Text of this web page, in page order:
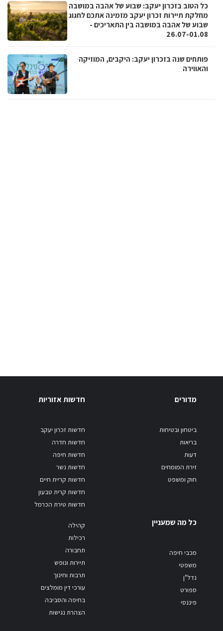
כל הטוב בזכרון יעקב: שבוע של אהבה במושבה
מחלקת תיירות זכרון יעקב מזמינה אתכם לחגוג
שבוע של אהבה במושבה בין התאריכים -
26.07-01.08
פותחים שנה בזכרון יעקב: היקבים, המוזיקה
והאווירה
מדורים
ביטחון ובטיחות
בריאות
דעות
זירת המומחים
חוק ומשפט
חדשות אזוריות
חדשות זכרון יעקב
חדשות חדרה
חדשות חיפה
חדשות נשר
חדשות קריית חיים
חדשות קרית טבעון
חדשות טירת הכרמל
כל מה שמעניין
מכבי חיפה
משפטי
נדל"ן
ספורט
פיננסי
קהילה
רכילות
תחבורה
תיירות ונופש
תרבות וחינוך
עורכי דין מומלצים
בחיפה והסביבה
הצהרת נגישות